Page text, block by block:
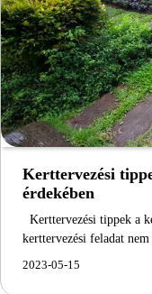
Kerttervezési
érdekében
Kerttervezési tippek a
kerttervezési feladat
2023-05-15